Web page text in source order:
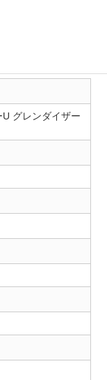
グレンダイザー